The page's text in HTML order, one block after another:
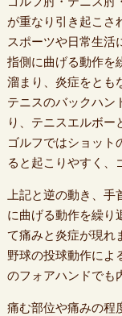
が重なり引き起こさ
スポーツや日常生活
指側に曲げる動作を
溜まり、炎症をとも
テニスのバックハン
り、テニスエルボー
ゴルフではショット
ると起こりやすく、
上記と逆の動き、
に曲げる動作を繰り
て痛みと炎症が現れ
野球の投球動作によ
のフォアハンドでも
痛む部位や痛みの程